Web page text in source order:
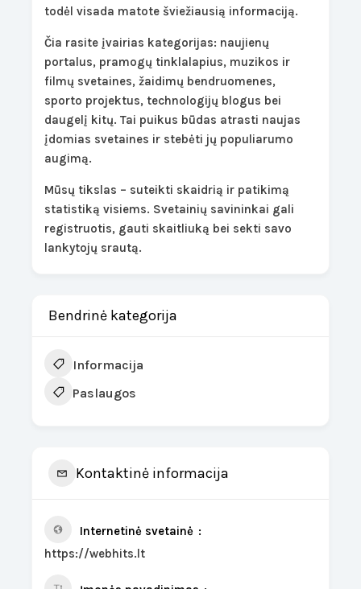
todėl visada matote šviežiausią informaciją.
Čia rasite įvairias kategorijas: naujienų
portalus, pramogų tinklalapius, muzikos ir
filmų svetaines, žaidimų bendruomenes,
sporto projektus, technologijų blogus bei
daugelį kitų. Tai puikus būdas atrasti naujas
įdomias svetaines ir stebėti jų populiarumo
augimą.
Mūsų tikslas – suteikti skaidrią ir patikimą
statistiką visiems. Svetainių savininkai gali
registruotis, gauti skaitliuką bei sekti savo
lankytojų srautą.
Bendrinė kategorija
Informacija
Paslaugos
Kontaktinė informacija
Internetinė svetainė
https://webhits.lt